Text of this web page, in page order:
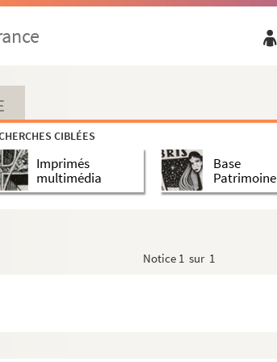
CIBLÉES
Imprimés
multimédia
Base
Patrimoine
Notice 1 sur 1
des vespres des fériés de la semaine, ...